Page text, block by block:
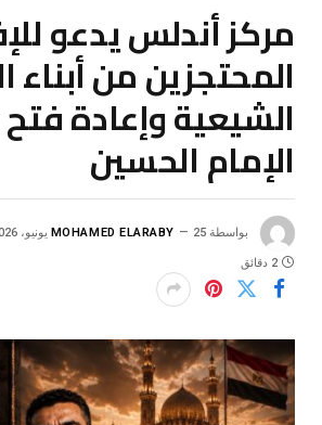
مركز أندلس يدعو
المحتجزين من أبناء
الشيعية وإعادة
الإمام الحسين
بواسطة MOHAMED ELARABY 25 يونيو، 2026
2 دقائق